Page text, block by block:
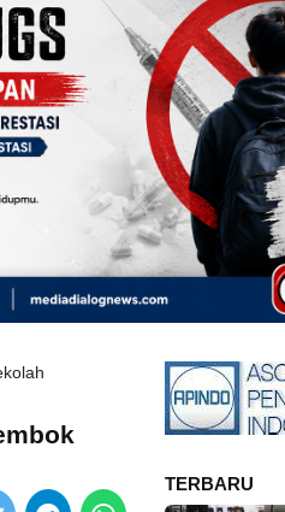
TERBARU